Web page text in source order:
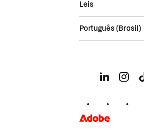
Leis
Português (Brasil)